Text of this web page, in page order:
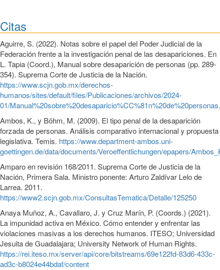
Citas
Aguirre, S. (2022). Notas sobre el papel del Poder Judicial de la
Federación frente a la investigación penal de las desapariciones. En
L. Tapia (Coord.), Manual sobre desaparición de personas (pp. 289-
354). Suprema Corte de Justicia de la Nación.
https://www.scjn.gob.mx/derechos-
humanos/sites/default/files/Publicaciones/archivos/2024-
01/
Ambos, K., y Böhm, M. (2009). El tipo penal de la desaparición
forzada de personas. Análisis comparativo internacional y propuesta
legislativa. Temis. https://www.department-ambos.uni-
goettingen.de/data/documents/Veroeffentlichungen/epapers/
Amparo en revisión 168/2011. Suprema Corte de Justicia de la
Nación, Primera Sala. Ministro ponente: Arturo Zaldívar Lelo de
Larrea. 2011.
https://www2.scjn.gob.mx/ConsultasTematica/Detalle/125250
Anaya Muñoz, A., Cavallaro, J. y Cruz Marín, P. (Coords.) (2021).
La impunidad activa en México. Cómo entender y enfrentar las
violaciones masivas a los derechos humanos. ITESO; Universidad
Jesuita de Guadalajara; University Network of Human Rights.
https://rei.iteso.mx/server/api/core/bitstreams/69e122fd-83d6-433c-
ad3c-b8024e44bdaf/content